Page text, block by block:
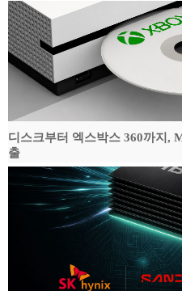
디스크부터 엑스박스 360까지,
출